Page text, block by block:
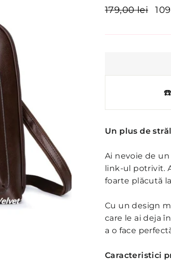
Preț
179,00 lei
Preț
Un plus de
Ai nevoie de
link-ul potrivit.
foarte plăcută
Cu un design
care le ai deja
a o face
Caracteristici